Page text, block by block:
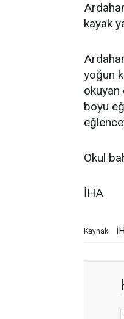
kayak
yoğun
okuyan
boyu
Okul
İHA
Kaynak: